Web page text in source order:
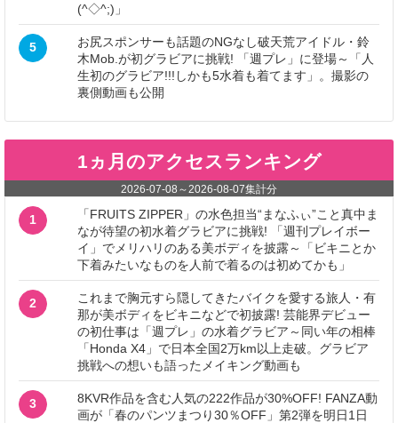
(^◇^;)」
5
お尻スポンサーも話題のNGなし破天荒アイドル・鈴
木Mob.が初グラビアに挑戦! 「週プレ」に登場～「人
生初のグラビア!!!しかも5水着も着てます」。撮影の
裏側動画も公開
1ヵ月のアクセスランキング
2026-07-08 ～2026-08-07集計分
1
「FRUITS ZIPPER」の水色担当“まなふぃ”こと真中ま
なが待望の初水着グラビアに挑戦! 「週刊プレイボー
イ」でメリハリのある美ボディを披露～「ビキニとか
下着みたいなものを人前で着るのは初めてかも」
2
これまで胸元すら隠してきたバイクを愛する旅人・有
那が美ボディをビキニなどで初披露! 芸能界デビュー
の初仕事は「週プレ」の水着グラビア～同い年の相棒
「Honda X4」で日本全国2万km以上走破。グラビア
挑戦への想いも語ったメイキング動画も
3
8KVR作品を含む人気の222作品が30%OFF! FANZA動
画が「春のパンツまつり30％OFF」第2弾を明日1日